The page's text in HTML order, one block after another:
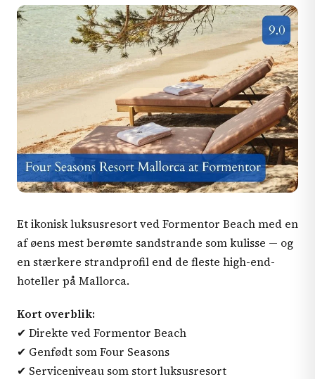
Et ikonisk luksusresort ved Formentor Beach med en
af øens mest berømte sandstrande som kulisse — og
en stærkere strandprofil end de fleste high-end-
hoteller på Mallorca.
Kort overblik:
✔ Direkte ved Formentor Beach
✔ Genfødt som Four Seasons
✔ Serviceniveau som stort luksusresort